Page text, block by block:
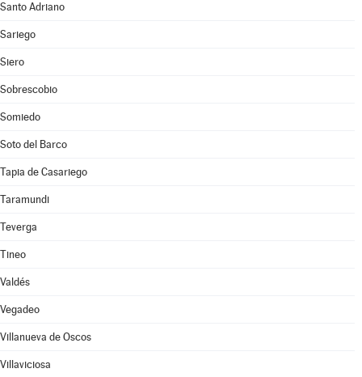
Santo Adriano
Sariego
Siero
Sobrescobio
Somiedo
Soto del Barco
Tapia de Casariego
Taramundi
Teverga
Tineo
Valdés
Vegadeo
Villanueva de Oscos
Villaviciosa